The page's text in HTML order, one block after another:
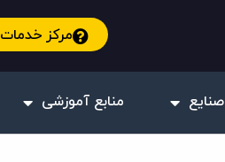
مرکز خدمات
صنایع منابع آموزشی